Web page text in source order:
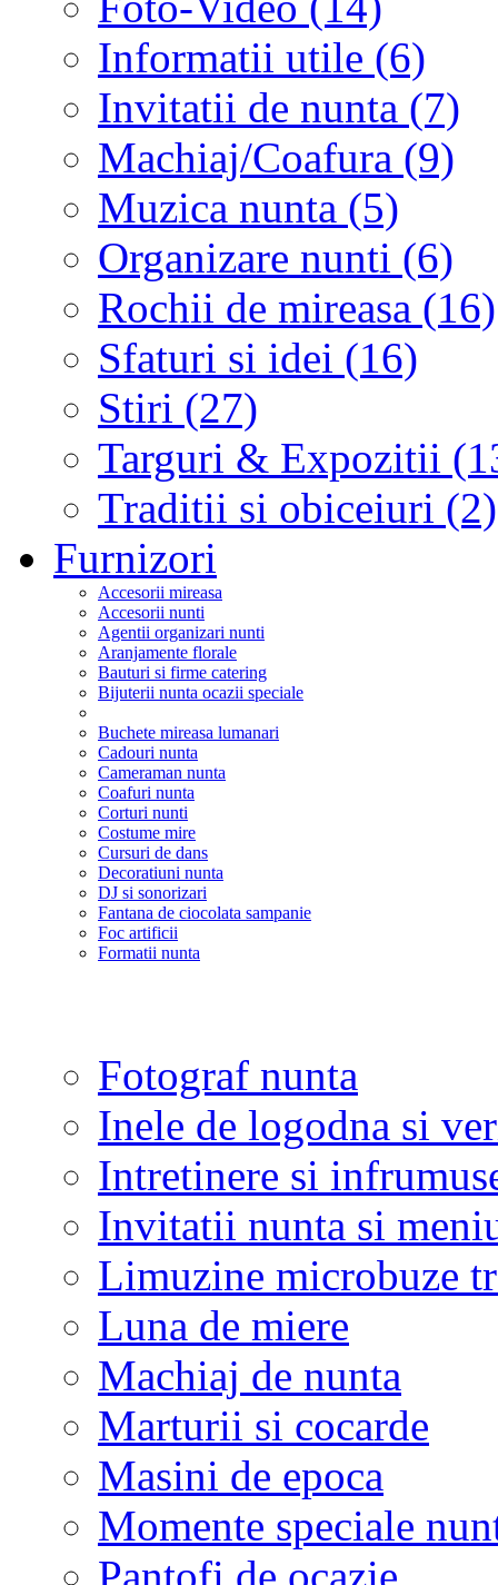
Informatii utile (6)
Invitatii de nunta (7)
Machiaj/Coafura (9)
Muzica nunta (5)
Organizare nunti (6)
Rochii de mireasa (16)
Sfaturi si idei (16)
Stiri (27)
Targuri & Expozitii
Traditii si obiceiuri (2)
Furnizori
Accesorii mireasa
Accesorii nunti
Agentii organizari nunti
Aranjamente florale
Bauturi si firme catering
Bijuterii nunta ocazii speciale
Buchete mireasa lumanari
Cadouri nunta
Cameraman nunta
Coafuri nunta
Corturi nunti
Costume mire
Cursuri de dans
Decoratiuni nunta
DJ si sonorizari
Fantana de ciocolata sampanie
Foc artificii
Formatii nunta
Fotograf nunta
Inele de logodna si
Intretinere si
Invitatii nunta si
Limuzine microbuze
Luna de miere
Machiaj de nunta
Marturii si cocarde
Masini de epoca
Momente speciale
Pantofi de ocazie